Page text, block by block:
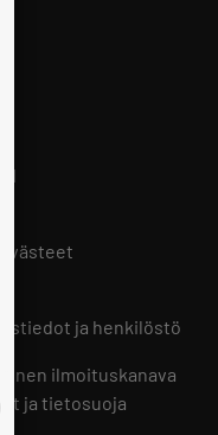
ja henkilöstö
ilmoituskanava
ja tietosuoja